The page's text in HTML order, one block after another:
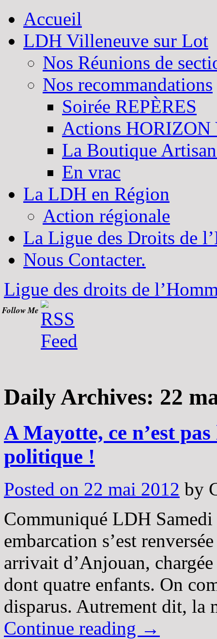
Accueil
LDH Villeneuve sur Lot
Nos Réunions de
Nos recommandations
Soirée REPÈRES
Actions HORIZON
La Boutique
En vrac
La LDH en Région
Action régionale
La Ligue des Droits de
Nous Contacter.
Ligue des droits de
Follow Me
Daily Archives: 22
A Mayotte, ce n’est
politique !
Posted on 22 mai 2012 by
Communiqué LDH
embarcation s’est
arrivait d’Anjouan,
dont quatre enfants. On
disparus. Autrement dit, la
Continue reading →